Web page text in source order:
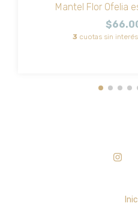
Mantel Flor Ofelia
3 cuotas sin